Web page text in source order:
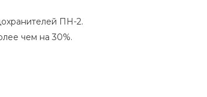
ПН-2.
чем на 30%.